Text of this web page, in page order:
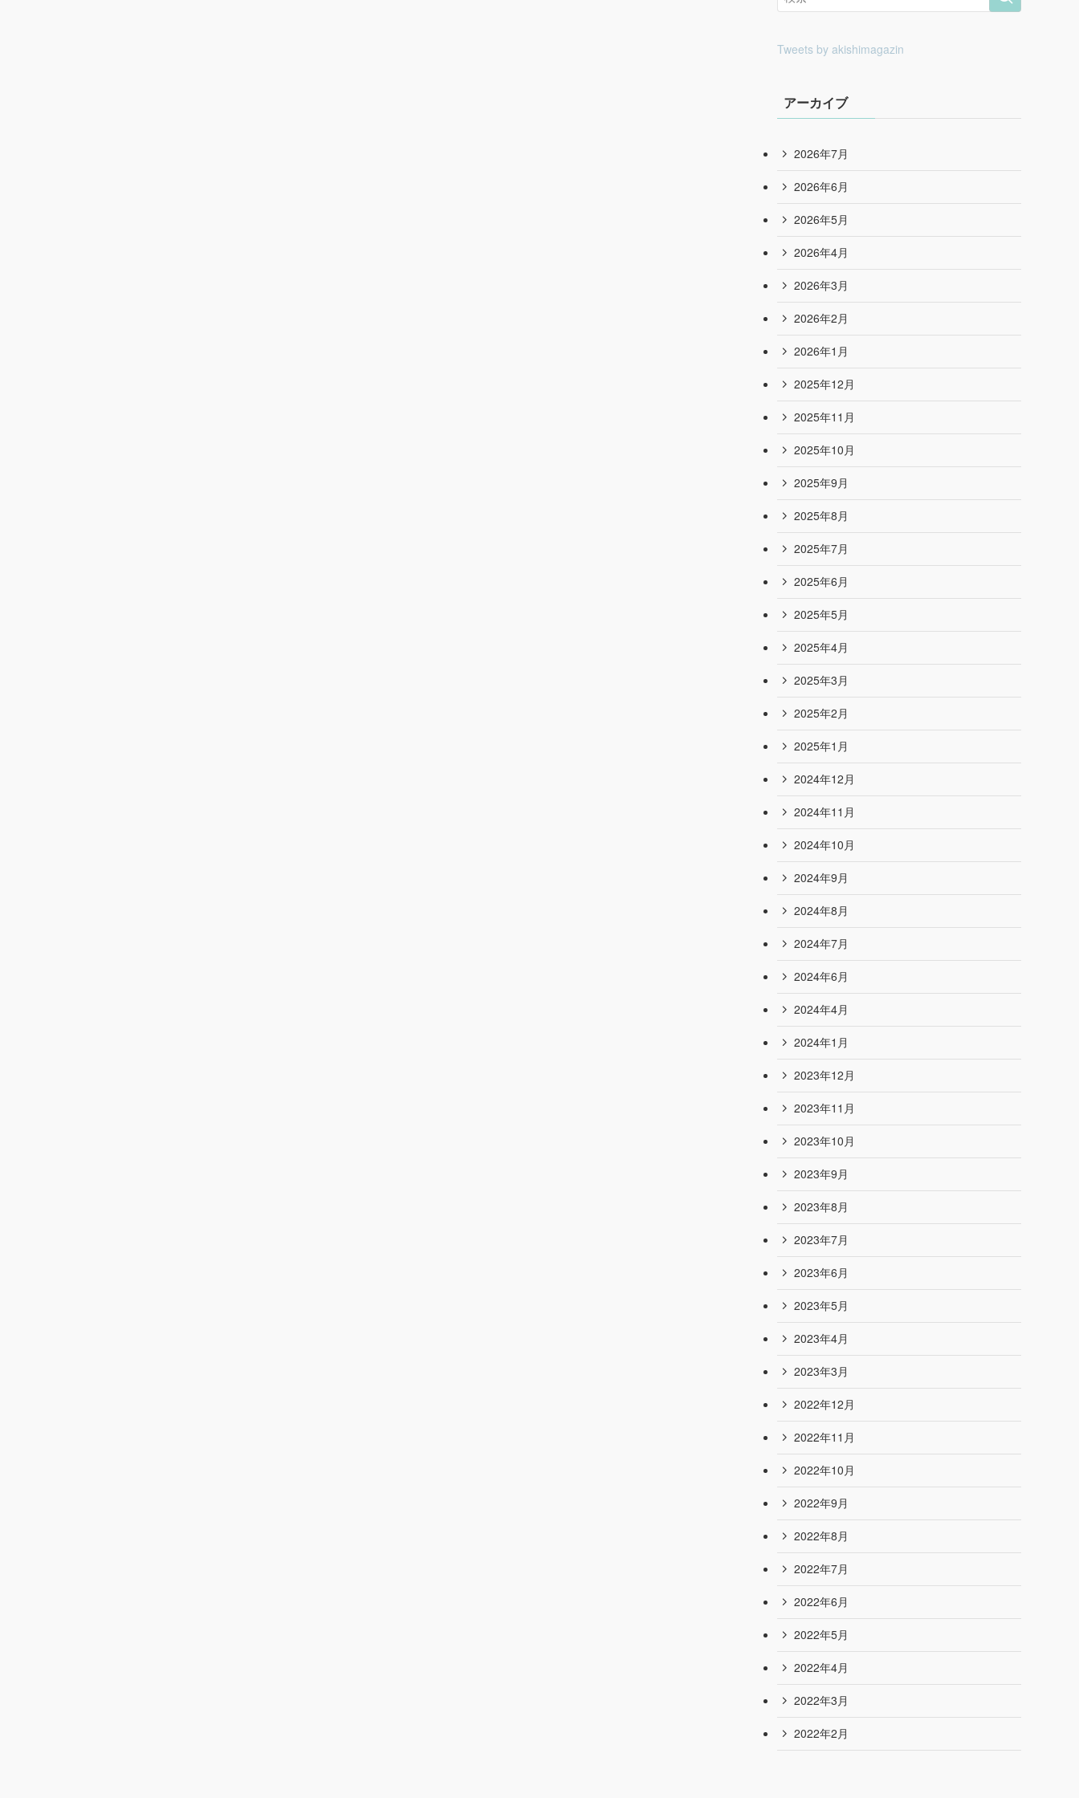
Tweets by akishimagazin
アーカイブ
2026年7月
2026年6月
2026年5月
2026年4月
2026年3月
2026年2月
2026年1月
2025年12月
2025年11月
2025年10月
2025年9月
2025年8月
2025年7月
2025年6月
2025年5月
2025年4月
2025年3月
2025年2月
2025年1月
2024年12月
2024年11月
2024年10月
2024年9月
2024年8月
2024年7月
2024年6月
2024年4月
2024年1月
2023年12月
2023年11月
2023年10月
2023年9月
2023年8月
2023年7月
2023年6月
2023年5月
2023年4月
2023年3月
2022年12月
2022年11月
2022年10月
2022年9月